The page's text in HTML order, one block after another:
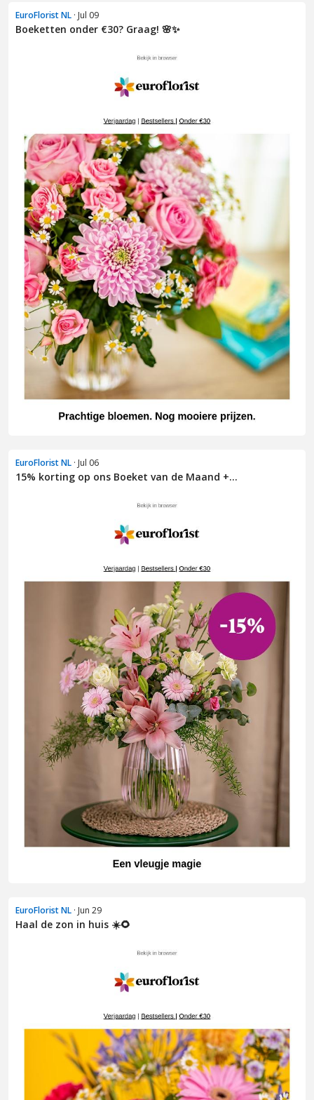
EuroFlorist NL · Jul 09
Boeketten onder €30? Graag! 🌸✨
EuroFlorist NL · Jul 06
15% korting op ons Boeket van de Maand +...
EuroFlorist NL · Jun 29
Haal de zon in huis ☀️🌻